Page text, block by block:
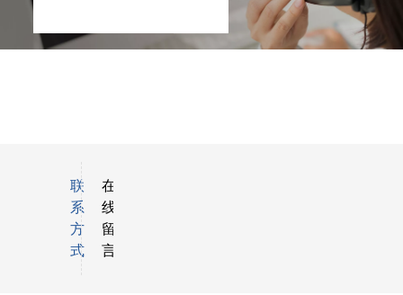
——
联
系
方
式
在
线
留
言